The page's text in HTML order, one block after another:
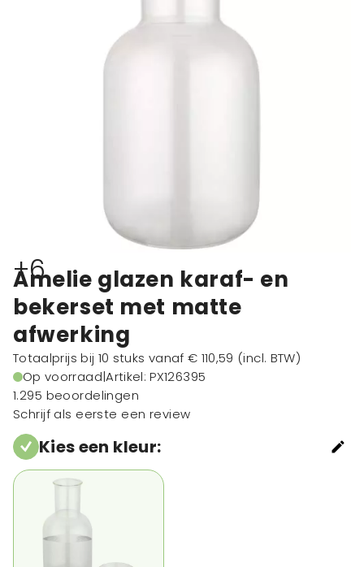
+6
Amelie glazen karaf- en
bekerset met matte
afwerking
Totaalprijs bij 10 stuks vanaf € 110,59 (incl. BTW)
Op voorraad|Artikel: PX126395
1.295 beoordelingen
Schrijf als eerste een review
Kies een kleur: